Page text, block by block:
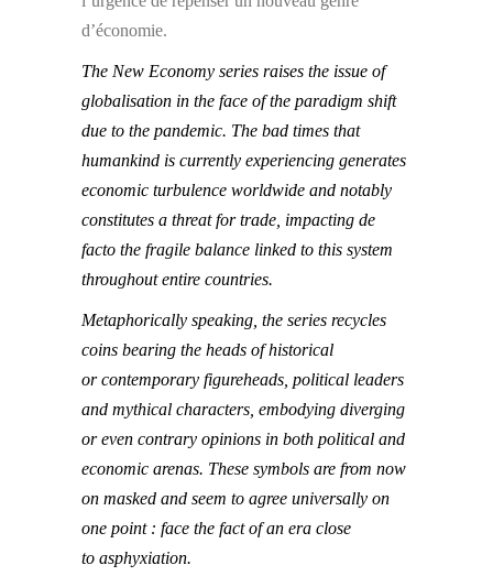
d’économie.
The New Economy series raises the issue of
globalisation in the face of the paradigm shift
due to the pandemic. The bad times that
humankind is currently experiencing generates
economic turbulence worldwide and notably
constitutes a threat for trade, impacting de
facto the fragile balance linked to this system
throughout entire countries.
Metaphorically speaking, the series recycles
coins bearing the heads of historical
orcontemporary figureheads, political leaders
and mythical characters, embodying diverging
oreven contrary opinions in both political and
economic arenas. These symbols are from now
on masked and seem to agree universally on
one point : face the fact of an era close
to asphyxiation.